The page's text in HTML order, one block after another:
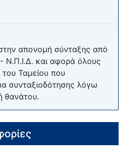
απονομή σύνταξης από
Ν.Π.Ι.Δ. και αφορά όλους
Ταμείου που
συνταξιοδότησης λόγω
θανάτου.